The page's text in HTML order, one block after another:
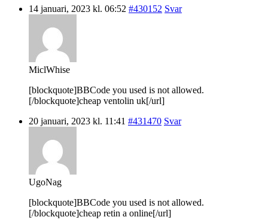
14 januari, 2023 kl. 06:52 #430152 Svar
MiclWhise
[blockquote]BBCode you used is not allowed.
[/blockquote]cheap ventolin uk[/url]
20 januari, 2023 kl. 11:41 #431470 Svar
UgoNag
[blockquote]BBCode you used is not allowed.
[/blockquote]cheap retin a online[/url]